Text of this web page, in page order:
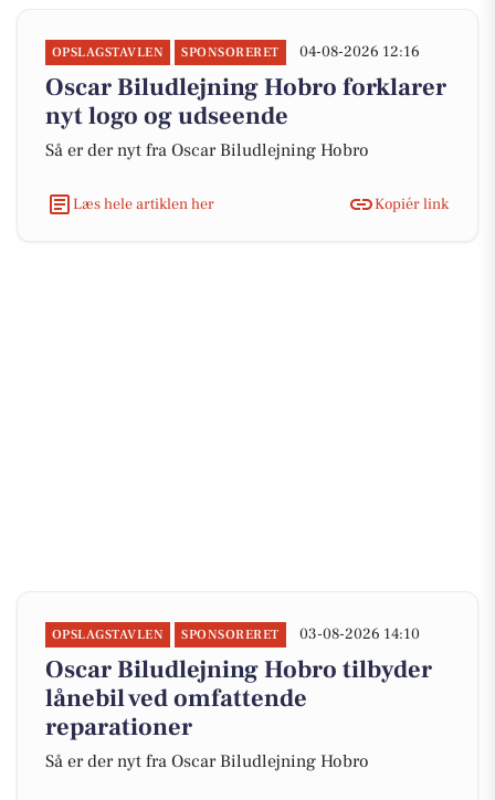
OPSLAGSTAVLEN SPONSORERET 04-08-2026 12:16
Oscar Biludlejning Hobro forklarer
nyt logo og udseende
Så er der nyt fra Oscar Biludlejning Hobro
Læs hele artiklen her Kopiér link
OPSLAGSTAVLEN SPONSORERET 03-08-2026 14:10
Oscar Biludlejning Hobro tilbyder
lånebil ved omfattende
reparationer
Så er der nyt fra Oscar Biludlejning Hobro